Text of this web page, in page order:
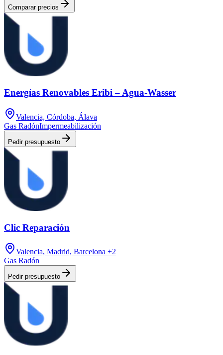
Comparar precios
Energías Renovables Eribi – Agua-Wasser
Valencia, Córdoba, Álava
Gas RadónImpermeabilización
Pedir presupuesto
Clic Reparación
Valencia, Madrid, Barcelona +2
Gas Radón
Pedir presupuesto